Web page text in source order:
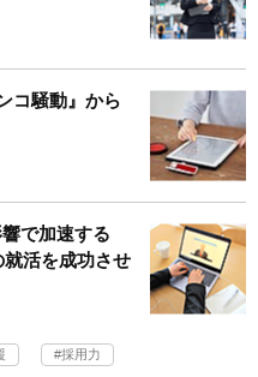
コ騒動』から
で加速する
活を成功させ
採用力